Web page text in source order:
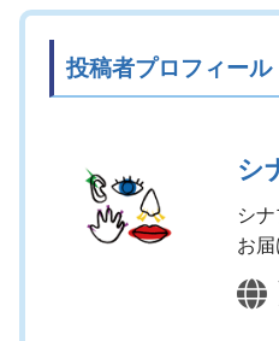
投稿者プロフィール
シ
シ
お届